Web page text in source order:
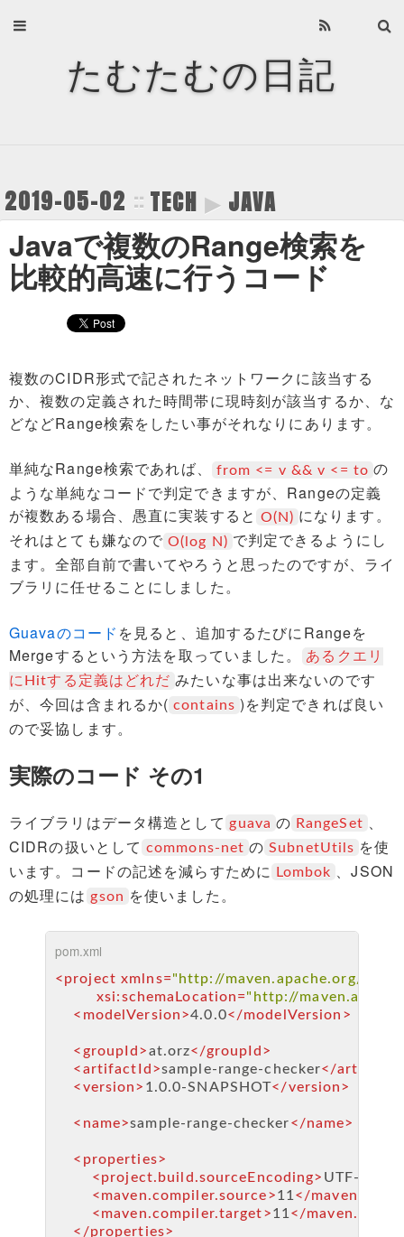
たむたむの日記
2019-05-02 TECH ▶ JAVA
Javaで複数のRange検索を
比較的高速に行うコード
複数のCIDR形式で記されたネットワークに該当する
か、複数の定義された時間帯に現時刻が該当するか、な
どなどRange検索をしたい事がそれなりにあります。
単純なRange検索であれば、 from <= v && v <= to の
ような単純なコードで判定できますが、Rangeの定義
が複数ある場合、愚直に実装すると O(N) になります。
それはとても嫌なので O(log N) で判定できるようにし
ます。全部自前で書いてやろうと思ったのですが、ライ
ブラリに任せることにしました。
Guavaのコード を見ると、追加するたびにRangeを
Mergeするという方法を取っていました。
あるクエリ
にHitする定義はどれだ みたいな事は出来ないのです
が、今回は含まれるか( contains )を判定できれば良い
ので妥協します。
実際のコード その1
ライブラリはデータ構造として guava の RangeSet 、
CIDRの扱いとして commons-net の SubnetUtils を使
います。コードの記述を減らすために
Lombok 、JSON
の処理には gson を使いました。
pom.xml
<project xmlns="http://maven.apache.org/
xsi:schemaLocation="http://
< modelVersion>4.0.0</modelVersion >
< groupId >at.orz</groupId >
<artifactId >sample-range-checker</
<version> 1.0.0-SNAPSHOT</version>
< name>sample-range-checker</name>
< properties>
<project.build.sourceEncoding> UTF-8
<maven.compiler.source>11 </
<maven.compiler.target>11 </
</properties>
Home
About
Recents
Categories
Tag Cloud